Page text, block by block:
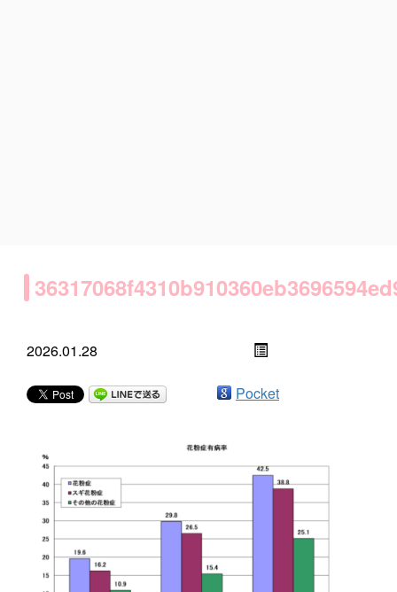
2026.01.28
Pocket